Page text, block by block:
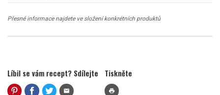
Přesné informace najdete ve složení konkrétních produktů
Líbil se vám recept? Sdílejte
mail
Tiskněte
print